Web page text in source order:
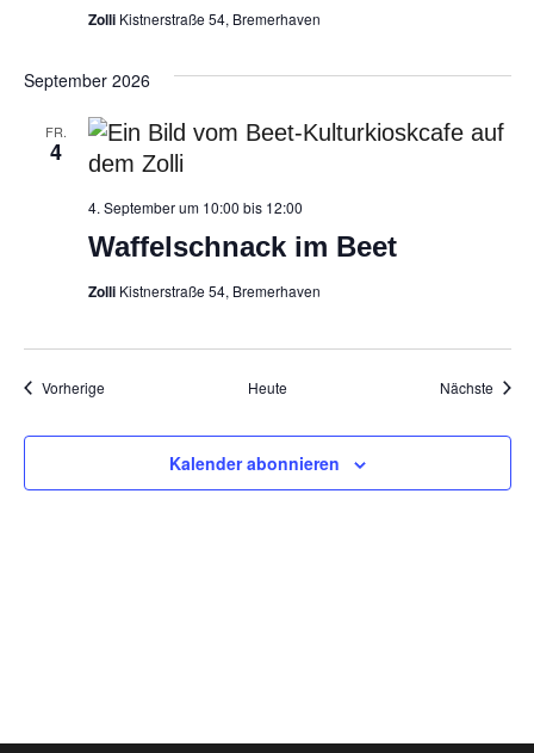
Zolli Kistnerstraße 54, Bremerhaven
September 2026
FR.
4
Waffelschnack im Beet
4. September um 10:00 bis 12:00
Beet
Zolli Kistnerstraße 54, Bremerhaven
VorherigeVeranstaltungen Heute Nächste
Kalender abonnieren